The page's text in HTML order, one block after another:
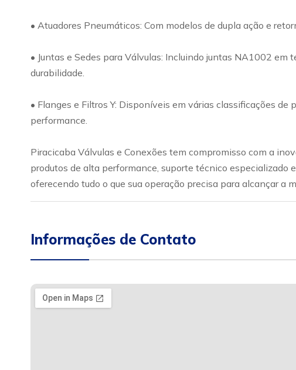
• Atuadores Pneumáticos: Com modelos de dupla ação e
• Juntas e Sedes para Válvulas: Incluindo juntas NA1002
durabilidade.
• Flanges e Filtros Y: Disponíveis em várias classificações
performance.
Piracicaba Válvulas e Conexões tem compromisso com a
produtos de alta performance, suporte técnico especializado
oferecendo tudo o que sua operação precisa para alcançar a
Informações de Contato